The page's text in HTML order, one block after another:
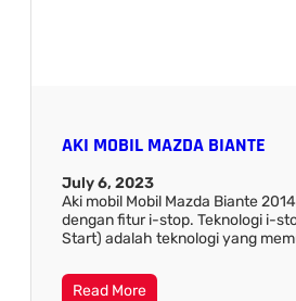
AKI MOBIL MAZDA BIANTE
July 6, 2023
Aki mobil Mobil Mazda Biante
dengan fitur i-stop. Teknologi i-
Start) adalah teknologi yang
Read More